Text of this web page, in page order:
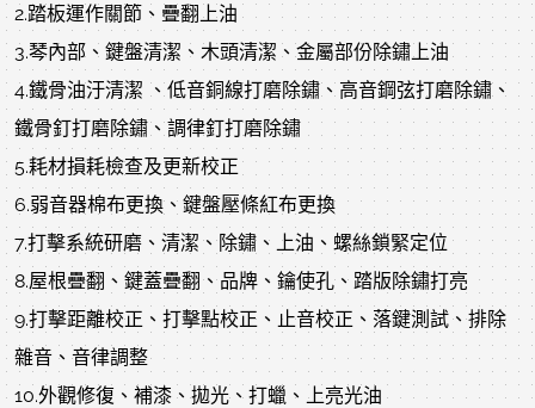
2.踏板運作關節、疊翻上油
3.琴內部、鍵盤清潔、木頭清潔、金屬部份除鏽上油
4.鐵骨油汙清潔 、低音銅線打磨除鏽、高音鋼弦打磨除鏽、
鐵骨釘打磨除鏽、調律釘打磨除鏽
5.耗材損耗檢查及更新校正
6.弱音器棉布更換、鍵盤壓條紅布更換
7.打擊系統研磨、清潔、除鏽、上油、螺絲鎖緊定位
8.屋根疊翻、鍵蓋疊翻、品牌、鑰使孔、踏版除鏽打亮
9.打擊距離校正、打擊點校正、止音校正、落鍵測試、排除
雜音、音律調整
10.外觀修復、補漆、拋光、打蠟、上亮光油